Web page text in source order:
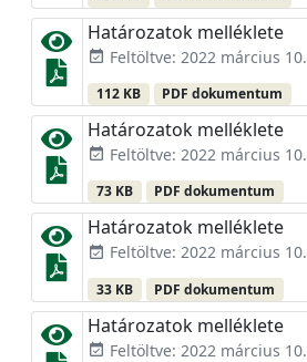
Határozatok melléklete
event_available Feltöltve: 2022 március 10.
112 KB PDF dokumentum
Határozatok melléklete
event_available Feltöltve: 2022 március 10.
73 KB PDF dokumentum
Határozatok melléklete
event_available Feltöltve: 2022 március 10.
33 KB PDF dokumentum
Határozatok melléklete
event_available Feltöltve: 2022 március 10.